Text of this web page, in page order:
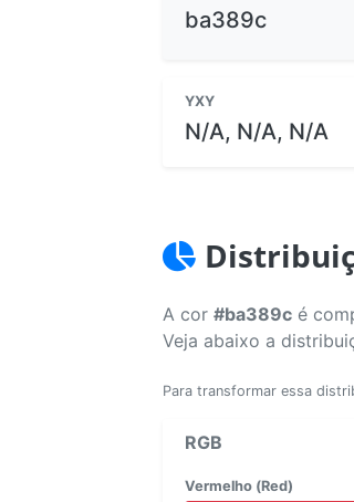
ba389c
YXY
N/A, N/A, N/A
A cor #ba389c é
Veja abaixo a
Para transformar essa
RGB
Vermelho (Red)